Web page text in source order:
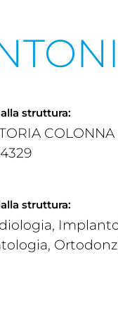
struttura:
struttura: